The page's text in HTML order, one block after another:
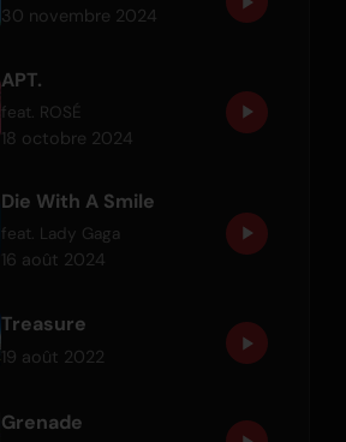
30 novembre 2024
APT.
feat. ROSÉ
18 octobre 2024
Die With A Smile
feat. Lady Gaga
16 août 2024
Treasure
19 août 2022
Grenade